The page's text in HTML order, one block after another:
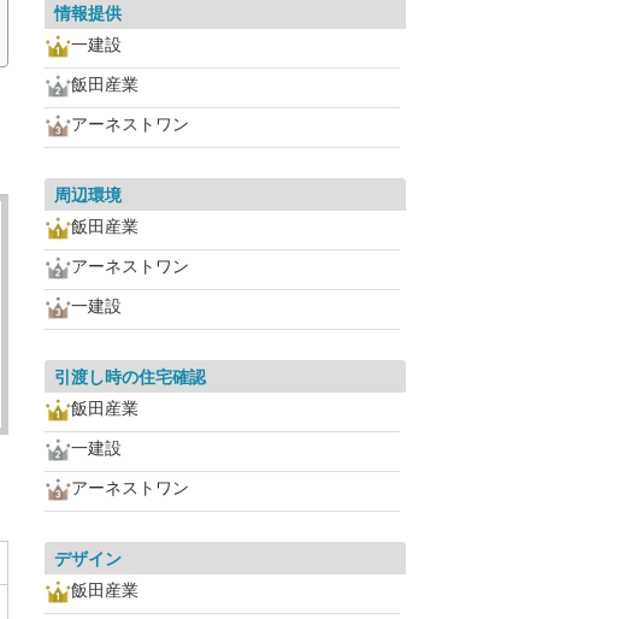
情報提供
一建設
飯田産業
アーネストワン
周辺環境
飯田産業
アーネストワン
一建設
引渡し時の住宅確認
飯田産業
一建設
アーネストワン
デザイン
飯田産業